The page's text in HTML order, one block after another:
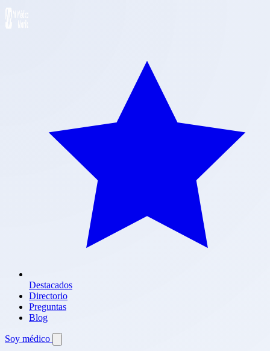
Destacados
Directorio
Preguntas
Blog
Soy médico